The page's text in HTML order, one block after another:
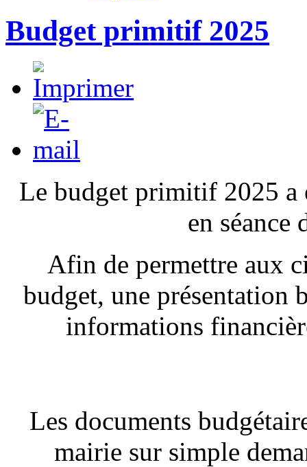
Budget primitif 2025
Le budget primitif 2025 a
en
Afin de permettre aux
budget, une présentation
informations
Les documents
mairie sur simple